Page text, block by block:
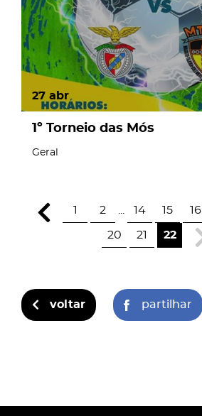
27 abr
1º Torneio das Mós
Geral
1 2 14 15 16
20 21 22
voltar partilhar